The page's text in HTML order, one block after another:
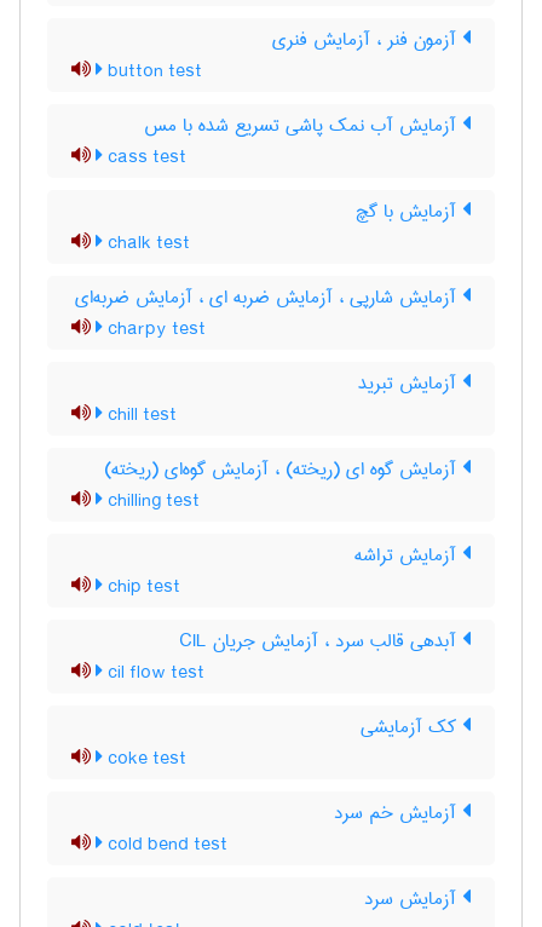
آزمون فنر ، آزمایش فنری
button test
آزمایش آب نمک پاشی تسریع شده با مس
cass test
آزمایش با گچ
chalk test
آزمایش شارپی ، آزمایش ضربه ای ، آزمایش ضربه‌ای
charpy test
آزمایش تبرید
chill test
آزمایش گوه ای (ریخته) ، آزمایش گوه‌ای (ریخته)
chilling test
آزمایش تراشه
chip test
آبدهی قالب سرد ، آزمایش جریان CIL
cil flow test
کک آزمایشی
coke test
آزمایش خم سرد
cold bend test
آزمایش سرد